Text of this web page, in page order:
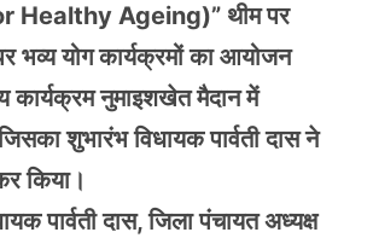
Healthy Ageing)” थीम पर
भव्य योग कार्यक्रमों का आयोजन
कार्यक्रम नुमाइशखेत मैदान में
शुभारंभ विधायक पार्वती दास ने
किया।
पार्वती दास, जिला पंचायत अध्यक्ष